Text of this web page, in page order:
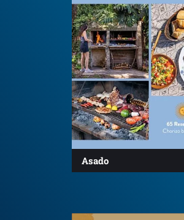
Asado